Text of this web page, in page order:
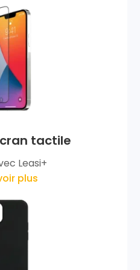
tactile
Leasi+
plus